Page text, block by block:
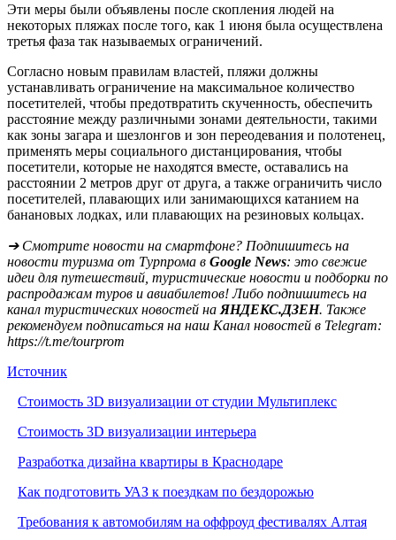
Эти меры были объявлены после скопления людей на
некоторых пляжах после того, как 1 июня была осуществлена
третья фаза так называемых ограничений.
Согласно новым правилам властей, пляжи должны
устанавливать ограничение на максимальное количество
посетителей, чтобы предотвратить скученность, обеспечить
расстояние между различными зонами деятельности, такими
как зоны загара и шезлонгов и зон переодевания и полотенец,
применять меры социального дистанцирования, чтобы
посетители, которые не находятся вместе, оставались на
расстоянии 2 метров друг от друга, а также ограничить число
посетителей, плавающих или занимающихся катанием на
банановых лодках, или плавающих на резиновых кольцах.
➔ Смотрите новости на смартфоне? Подпишитесь на
новости туризма от Турпрома в Google News: это свежие
идеи для путешествий, туристические новости и подборки по
распродажам туров и авиабилетов! Либо подпишитесь на
канал туристических новостей на ЯНДЕКС.ДЗЕН. Также
рекомендуем подписаться на наш Канал новостей в Telegram:
https://t.me/tourprom
Источник
Стоимость 3D визуализации от студии Мультиплекс
Стоимость 3D визуализации интерьера
Разработка дизайна квартиры в Краснодаре
Как подготовить УАЗ к поездкам по бездорожью
Требования к автомобилям на оффроуд фестивалях Алтая